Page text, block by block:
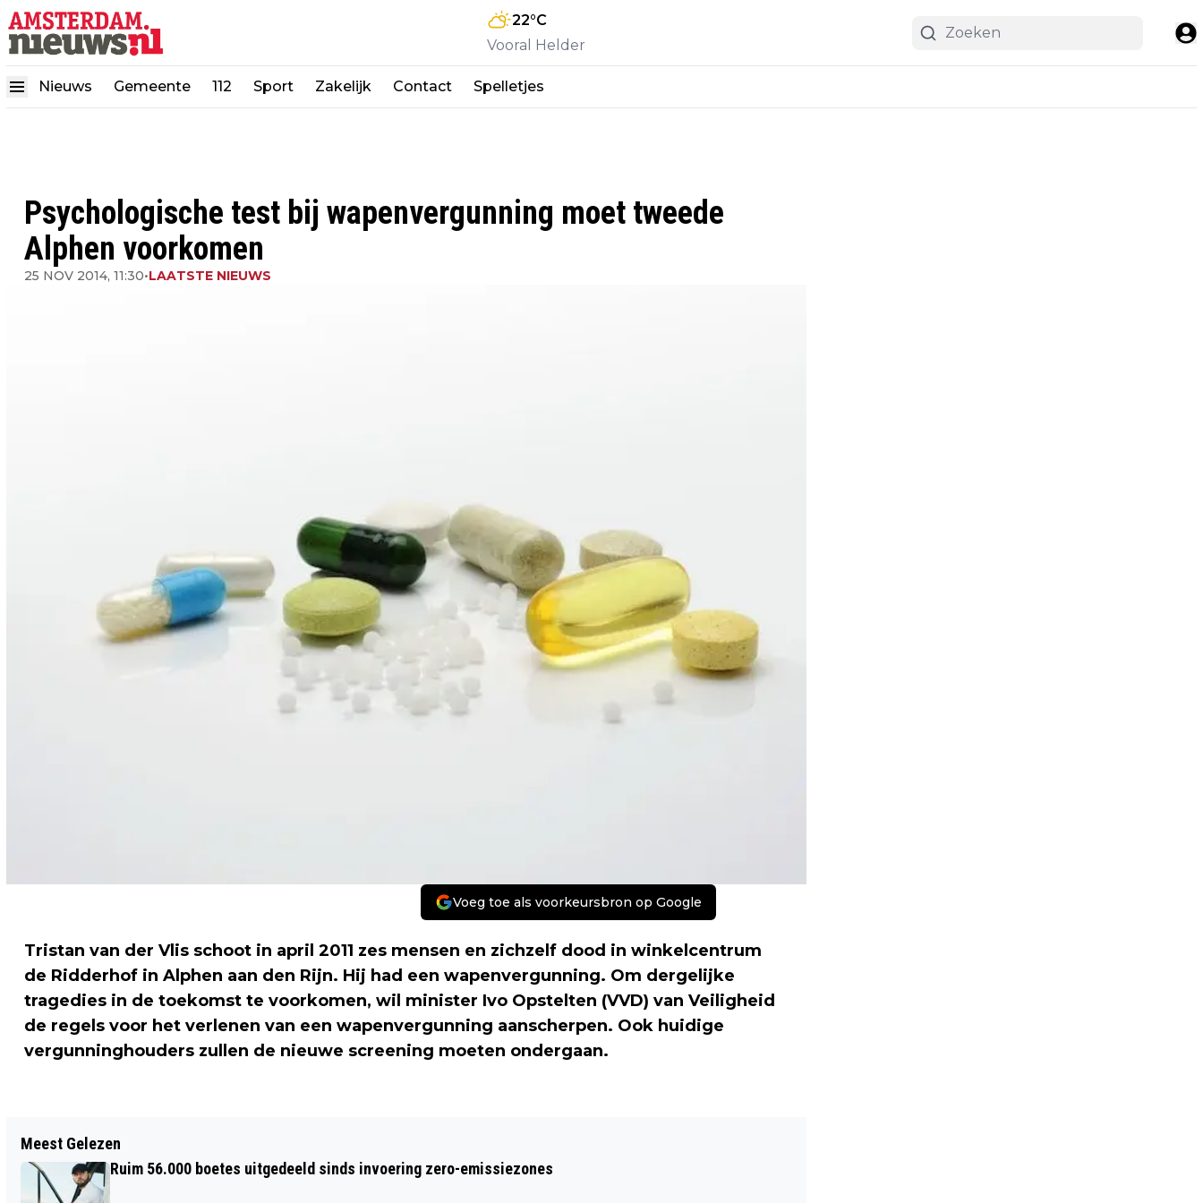
22°C
Vooral Helder
Nieuws Gemeente 112 Sport Zakelijk Contact Spelletjes
Psychologische test bij wapenvergunning moet tweede
Alphen voorkomen
25 NOV 2014, 11:30•LAATSTE NIEUWS
Voeg toe als voorkeursbron op Google
Tristan van der Vlis schoot in april 2011 zes mensen en zichzelf dood in winkelcentrum
de Ridderhof in Alphen aan den Rijn. Hij had een wapenvergunning. Om dergelijke
tragedies in de toekomst te voorkomen, wil minister Ivo Opstelten (VVD) van Veiligheid
de regels voor het verlenen van een wapenvergunning aanscherpen. Ook huidige
vergunninghouders zullen de nieuwe screening moeten ondergaan.
PROCES TANGER OM AMSTERDAMSE
LIQUIDATIES VERDAAGD
WAPENVERGUNNING MOET TWEEDE
Meest Gelezen
Ruim 56.000 boetes uitgedeeld sinds invoering zero-emissiezones